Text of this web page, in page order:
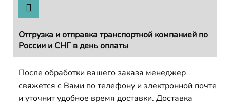
Отгрузка и отправка транспортной компанией по
России и СНГ в день оплаты
После обработки вашего заказа менеджер
свяжется с Вами по телефону и электронной почте
и уточнит удобное время доставки. Доставка